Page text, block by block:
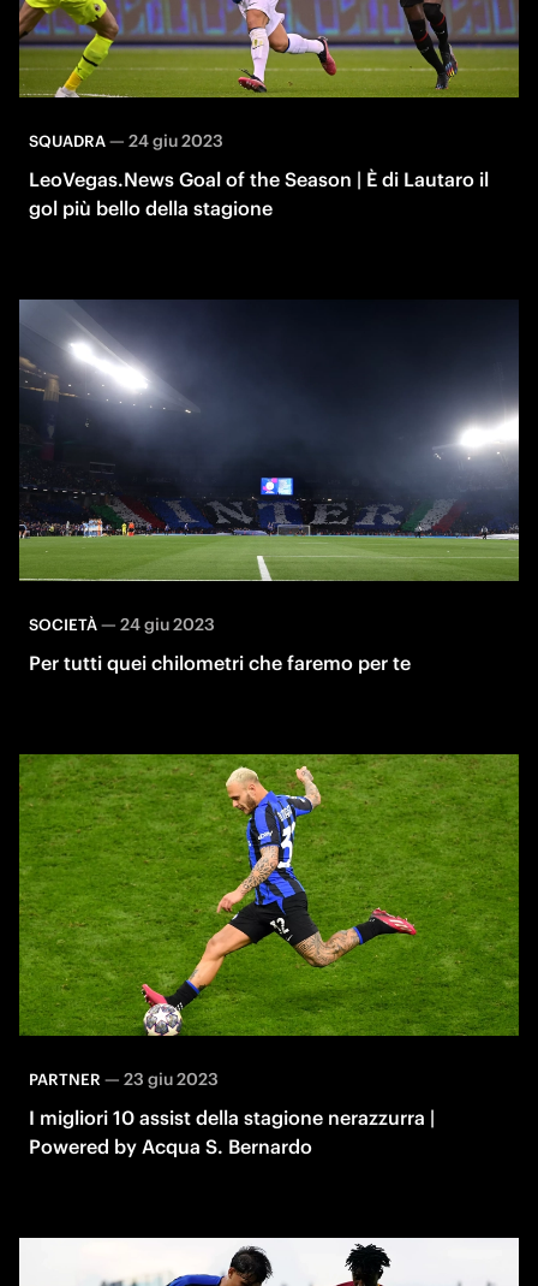
SQUADRA— 24 giu 2023
LeoVegas.News Goal of the Season | È di Lautaro il
gol più bello della stagione
SOCIETÀ— 24 giu 2023
Per tutti quei chilometri che faremo per te
PARTNER — 23 giu 2023
I migliori 10 assist della stagione nerazzurra |
Powered by Acqua S. Bernardo